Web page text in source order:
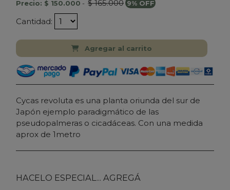
Precio: $ 150.000 - $ 165.000 9% OFF
Cantidad:
Agregar al carrito
Cycas revoluta es una planta oriunda del sur de
Japón ejemplo paradigmático de las
pseudopalmeras o cicadáceas. Con una medida
aprox de 1metro
HACELO ESPECIAL... AGREGÁ